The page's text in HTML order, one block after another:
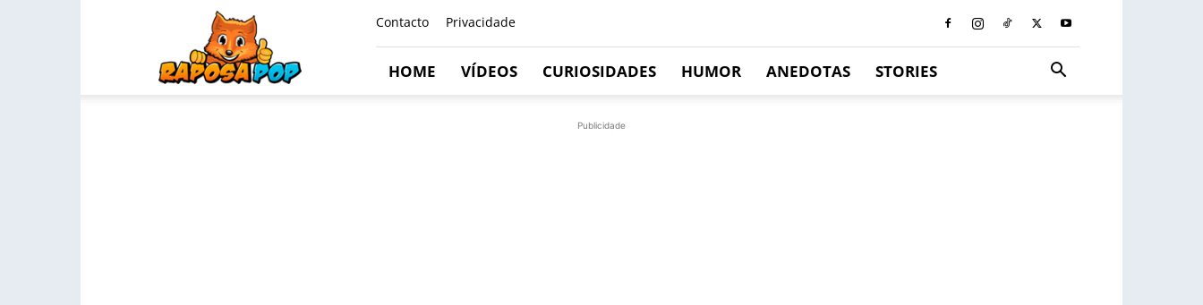
Contacto Privacidade
HOME VÍDEOS CURIOSIDADES HUMOR ANEDOTAS STORIES
Publicidade